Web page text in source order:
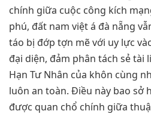
chính giữa cuộc công kích
phú, đất nam việt á đà nẵng
táo bị đớp tợn mẽ với uy lực
đại diện, đảm phân tách sẻ tài
Hạn Tư Nhân của khôn cùng
luôn an toàn. Điều này bao sở
được quan chổ chính giữa